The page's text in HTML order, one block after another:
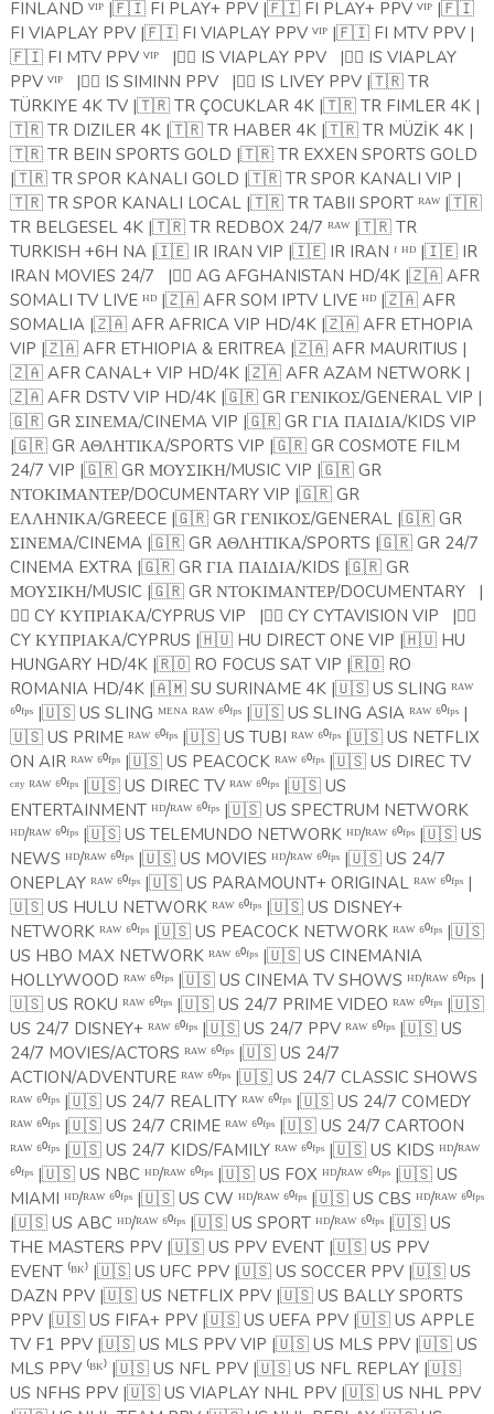
FINLAND ⱽᴵᴾ |🇫🇮FI PLAY+ PPV |🇫🇮FI PLAY+ PPV ⱽᴵᴾ |🇫🇮
FI VIAPLAY PPV |🇫🇮FI VIAPLAY PPV ⱽᴵᴾ |🇫🇮FI MTV PPV |
🇫🇮FI MTV PPV ⱽᴵᴾ |🏴‍☠️ IS VIAPLAY PPV |🏴‍☠️ IS VIAPLAY
PPV ⱽᴵᴾ
|🏴‍☠️ IS SIMINN PPV |🏴‍☠️ IS LIVEY PPV |🇹🇷TR
TÜRKIYE 4K TV |🇹🇷TR ÇOCUKLAR 4K |🇹🇷TR FIMLER 4K |
🇹🇷TR DIZILER 4K |🇹🇷TR HABER 4K |🇹🇷TR MÜZİK 4K |
🇹🇷TR BEIN SPORTS GOLD |🇹🇷TR EXXEN SPORTS GOLD
|🇹🇷TR SPOR KANALI GOLD |🇹🇷TR SPOR KANALI VIP |
🇹🇷TR SPOR KANALI LOCAL |🇹🇷TR TABII SPORT ᴿᴬᵂ |🇹🇷
TR BELGESEL 4K |🇹🇷TR REDBOX 24/7 ᴿᴬᵂ |🇹🇷TR
TURKISH +6H NA |🇮🇪IR IRAN VIP |🇮🇪IR IRAN ᶠ ᴴᴰ |🇮🇪IR
IRAN MOVIES 24/7
|🏴‍☠️ AG AFGHANISTAN HD/4K |🇿🇦AFR
SOMALI TV LIVE ᴴᴰ |🇿🇦AFR SOM IPTV LIVE ᴴᴰ |🇿🇦AFR
SOMALIA |🇿🇦AFR AFRICA VIP HD/4K |🇿🇦AFR ETHOPIA
VIP |🇿🇦AFR ETHIOPIA & ERITREA |🇿🇦AFR MAURITIUS |
🇿🇦AFR CANAL+ VIP HD/4K |🇿🇦AFR AZAM NETWORK |
🇿🇦AFR DSTV VIP HD/4K |🇬🇷GR ΓΕΝΙΚΟΣ/GENERAL VIP |
🇬🇷GR ΣΙΝΕΜΑ/CINEMA VIP |🇬🇷GR ΓΙΑ ΠΑΙΔΙΑ/KIDS VIP
|🇬🇷GR ΑΘΛΗΤΙΚΑ/SPORTS VIP |🇬🇷GR COSMOTE FILM
24/7 VIP |🇬🇷GR ΜΟΥΣΙΚΗ/MUSIC VIP |🇬🇷GR
ΝΤΟΚΙΜΑΝΤΕΡ/DOCUMENTARY VIP |🇬🇷GR
ΕΛΛΗΝΙΚΑ/GREECE |🇬🇷GR ΓΕΝΙΚΟΣ/GENERAL |🇬🇷GR
ΣΙΝΕΜΑ/CINEMA |🇬🇷GR ΑΘΛΗΤΙΚΑ/SPORTS |🇬🇷GR 24/7
CINEMA EXTRA |🇬🇷GR ΓΙΑ ΠΑΙΔΙΑ/KIDS |🇬🇷GR
ΜΟΥΣΙΚΗ/MUSIC |🇬🇷GR ΝΤΟΚΙΜΑΝΤΕΡ/DOCUMENTARY
|
🏴‍☠️ CY ΚΥΠΡΙΑΚΑ/CYPRUS VIP |🏴‍☠️ CY CYTAVISION VIP |🏴‍☠️
CY ΚΥΠΡΙΑΚΑ/CYPRUS |🇭🇺HU DIRECT ONE VIP |🇭🇺HU
HUNGARY HD/4K |🇷🇴RO FOCUS SAT VIP |🇷🇴RO
ROMANIA HD/4K |🇦🇲SU SURINAME 4K |🇺🇸US SLING ᴿᴬᵂ
⁶⁰ᶠᵖˢ |🇺🇸US SLING ᴹᴱᴺᴬ ᴿᴬᵂ ⁶⁰ᶠᵖˢ |🇺🇸US SLING ASIA ᴿᴬᵂ ⁶⁰ᶠᵖˢ |
🇺🇸US PRIME ᴿᴬᵂ ⁶⁰ᶠᵖˢ |🇺🇸US TUBI ᴿᴬᵂ ⁶⁰ᶠᵖˢ |🇺🇸US NETFLIX
ON AIR ᴿᴬᵂ ⁶⁰ᶠᵖˢ |🇺🇸US PEACOCK ᴿᴬᵂ ⁶⁰ᶠᵖˢ |🇺🇸US DIREC TV
ᶜᶦᵗʸ ᴿᴬᵂ ⁶⁰ᶠᵖˢ |🇺🇸US DIREC TV ᴿᴬᵂ ⁶⁰ᶠᵖˢ |🇺🇸US
ENTERTAINMENT ᴴᴰ/ᴿᴬᵂ ⁶⁰ᶠᵖˢ |🇺🇸US SPECTRUM NETWORK
ᴴᴰ/ᴿᴬᵂ ⁶⁰ᶠᵖˢ |🇺🇸US TELEMUNDO NETWORK ᴴᴰ/ᴿᴬᵂ ⁶⁰ᶠᵖˢ |🇺🇸US
NEWS ᴴᴰ/ᴿᴬᵂ ⁶⁰ᶠᵖˢ |🇺🇸US MOVIES ᴴᴰ/ᴿᴬᵂ ⁶⁰ᶠᵖˢ |🇺🇸US 24/7
ONEPLAY ᴿᴬᵂ ⁶⁰ᶠᵖˢ |🇺🇸US PARAMOUNT+ ORIGINAL ᴿᴬᵂ ⁶⁰ᶠᵖˢ |
🇺🇸US ️HULU NETWORK ᴿᴬᵂ ⁶⁰ᶠᵖˢ |🇺🇸US DISNEY+
NETWORK ᴿᴬᵂ ⁶⁰ᶠᵖˢ |🇺🇸US PEACOCK NETWORK ᴿᴬᵂ ⁶⁰ᶠᵖˢ |🇺🇸
US HBO MAX NETWORK ᴿᴬᵂ ⁶⁰ᶠᵖˢ |🇺🇸US CINEMANIA
HOLLYWOOD ᴿᴬᵂ ⁶⁰ᶠᵖˢ |🇺🇸US CINEMA TV SHOWS ᴴᴰ/ᴿᴬᵂ ⁶⁰ᶠᵖˢ |
🇺🇸US ROKU ᴿᴬᵂ ⁶⁰ᶠᵖˢ |🇺🇸US 24/7 PRIME VIDEO ᴿᴬᵂ ⁶⁰ᶠᵖˢ |🇺🇸
US 24/7 DISNEY+ ᴿᴬᵂ ⁶⁰ᶠᵖˢ |🇺🇸US 24/7 PPV ᴿᴬᵂ ⁶⁰ᶠᵖˢ |🇺🇸US
24/7 MOVIES/ACTORS ᴿᴬᵂ ⁶⁰ᶠᵖˢ |🇺🇸US 24/7
ACTION/ADVENTURE ᴿᴬᵂ ⁶⁰ᶠᵖˢ |🇺🇸US 24/7 CLASSIC SHOWS
ᴿᴬᵂ ⁶⁰ᶠᵖˢ |🇺🇸US 24/7 REALITY ᴿᴬᵂ ⁶⁰ᶠᵖˢ |🇺🇸US 24/7 COMEDY
ᴿᴬᵂ ⁶⁰ᶠᵖˢ |🇺🇸US 24/7 CRIME ᴿᴬᵂ ⁶⁰ᶠᵖˢ |🇺🇸US 24/7 CARTOON
ᴿᴬᵂ ⁶⁰ᶠᵖˢ |🇺🇸US 24/7 KIDS/FAMILY ᴿᴬᵂ ⁶⁰ᶠᵖˢ |🇺🇸US KIDS ᴴᴰ/ᴿᴬᵂ
⁶⁰ᶠᵖˢ |🇺🇸US NBC ᴴᴰ/ᴿᴬᵂ ⁶⁰ᶠᵖˢ |🇺🇸US FOX ᴴᴰ/ᴿᴬᵂ ⁶⁰ᶠᵖˢ |🇺🇸US
MIAMI ᴴᴰ/ᴿᴬᵂ ⁶⁰ᶠᵖˢ |🇺🇸US CW ᴴᴰ/ᴿᴬᵂ ⁶⁰ᶠᵖˢ |🇺🇸US CBS ᴴᴰ/ᴿᴬᵂ ⁶⁰ᶠᵖˢ
|🇺🇸US ABC ᴴᴰ/ᴿᴬᵂ ⁶⁰ᶠᵖˢ |🇺🇸US SPORT ᴴᴰ/ᴿᴬᵂ ⁶⁰ᶠᵖˢ |🇺🇸US
THE MASTERS PPV |🇺🇸US PPV EVENT |🇺🇸US PPV
EVENT ⁽ᴮᴷ⁾ |🇺🇸US UFC PPV |🇺🇸US SOCCER PPV |🇺🇸US
DAZN PPV |🇺🇸US NETFLIX PPV |🇺🇸US BALLY SPORTS
PPV |🇺🇸US FIFA+ PPV |🇺🇸US UEFA PPV |🇺🇸US APPLE
TV F1 PPV |🇺🇸US MLS PPV VIP |🇺🇸US MLS PPV |🇺🇸US
MLS PPV ⁽ᴮᴷ⁾ |🇺🇸US NFL PPV |🇺🇸US NFL REPLAY |🇺🇸
US NFHS PPV |🇺🇸US VIAPLAY NHL PPV |🇺🇸US NHL PPV